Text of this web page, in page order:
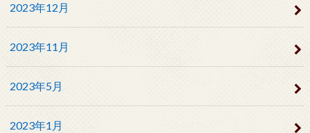
2023年12月
2023年11月
2023年5月
2023年1月